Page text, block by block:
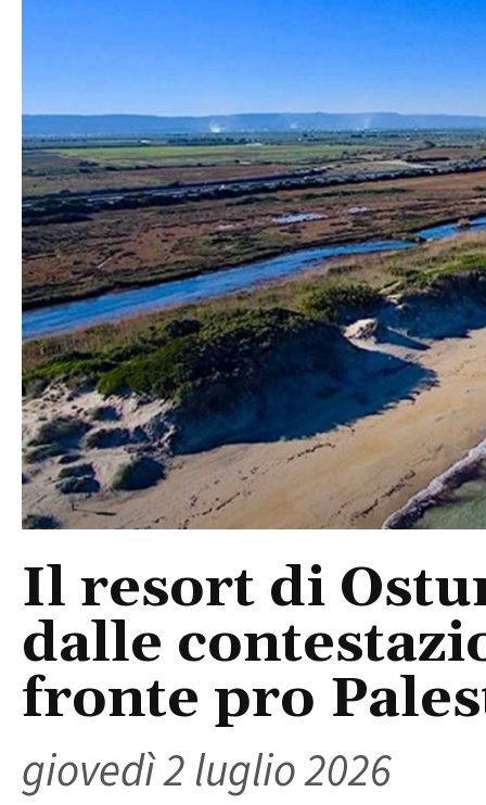
Il resort di
dalle
fronte pro
giovedì 2 luglio 2026